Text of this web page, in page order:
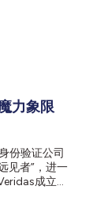
力象限
份验证公司
见者”，进一
成立于